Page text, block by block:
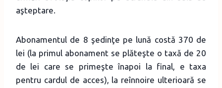
aşteptare.
Abonamentul de 8 şedinţe pe lună costă 370 de
lei (la primul abonament se plăteşte o taxă de 20
de lei care se primeşte înapoi la final, e taxa
pentru cardul de acces), la reînnoire ulterioară se